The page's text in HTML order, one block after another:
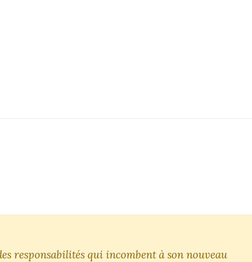
responsabilités qui incombent à son nouveau